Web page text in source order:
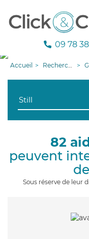
09 78
Accueil Recherche aide à domicile
82
peuvent
de
Sous réserve de leur